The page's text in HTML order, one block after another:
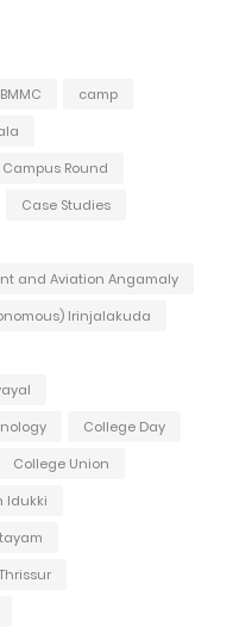
BMMC
camp
Campus Round
Case Studies
and Aviation Angamaly
Irinjalakuda
College Day
College Union
Idukki